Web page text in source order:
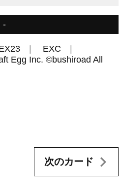
-
EXC
Egg Inc. ©bushiroad All
次のカード